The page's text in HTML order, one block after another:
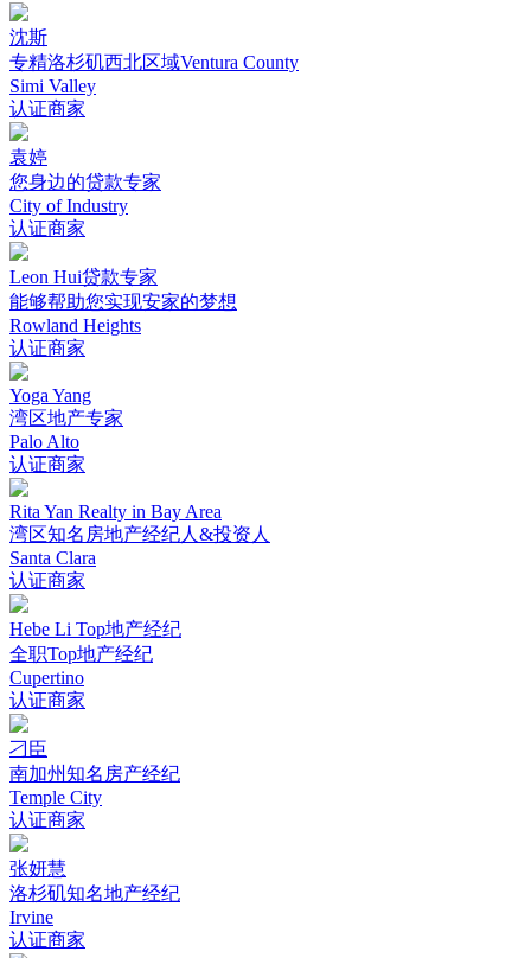
沈斯
专精洛杉矶西北区域Ventura County
Simi Valley
认证商家
袁婷
您身边的贷款专家
City of Industry
认证商家
Leon Hui贷款专家
能够帮助您实现安家的梦想
Rowland Heights
认证商家
Yoga Yang
湾区地产专家
Palo Alto
认证商家
Rita Yan Realty in Bay Area
湾区知名房地产经纪人&投资人
Santa Clara
认证商家
Hebe Li Top地产经纪
全职Top地产经纪
Cupertino
认证商家
刁臣
南加州知名房产经纪
Temple City
认证商家
张妍慧
洛杉矶知名地产经纪
Irvine
认证商家